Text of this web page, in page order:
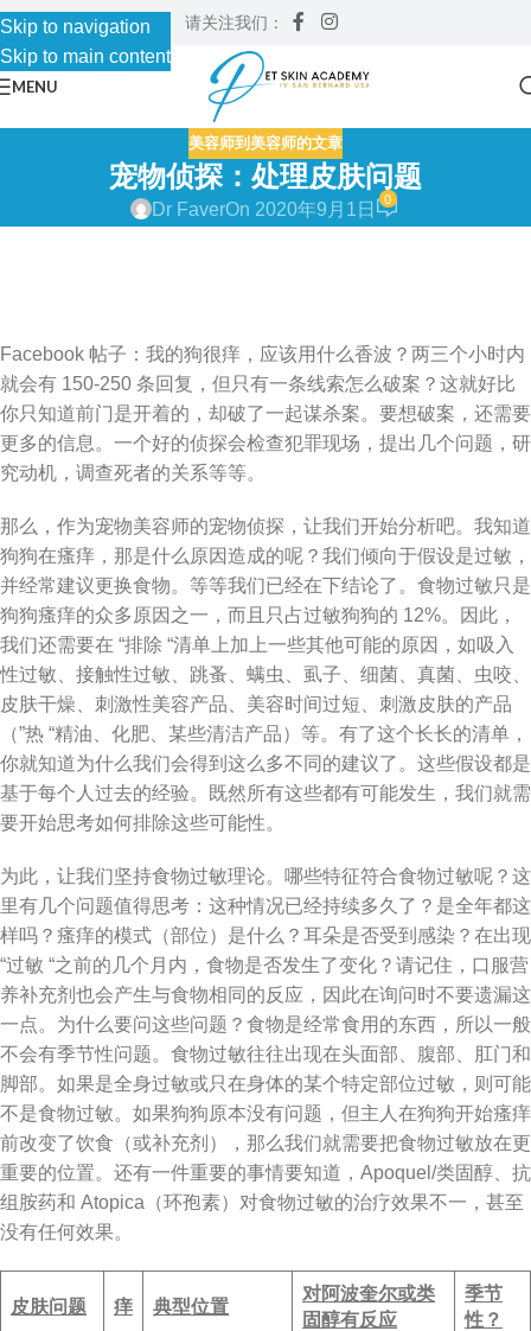
Skip to navigation
Skip to main content
请关注我们：
MENU
美容师到美容师的文章
宠物侦探：处理皮肤问题
Dr FaverOn 2020年9月1日
0
Facebook 帖子：我的狗很痒，应该用什么香波？两三个小时内
就会有 150-250 条回复，但只有一条线索怎么破案？这就好比
你只知道前门是开着的，却破了一起谋杀案。要想破案，还需要
更多的信息。一个好的侦探会检查犯罪现场，提出几个问题，研
究动机，调查死者的关系等等。
那么，作为宠物美容师的宠物侦探，让我们开始分析吧。我知道
狗狗在瘙痒，那是什么原因造成的呢？我们倾向于假设是过敏，
并经常建议更换食物。等等我们已经在下结论了。食物过敏只是
狗狗瘙痒的众多原因之一，而且只占过敏狗狗的 12%。因此，
我们还需要在 “排除 “清单上加上一些其他可能的原因，如吸入
性过敏、接触性过敏、跳蚤、螨虫、虱子、细菌、真菌、虫咬、
皮肤干燥、刺激性美容产品、美容时间过短、刺激皮肤的产品
（”热 “精油、化肥、某些清洁产品）等。有了这个长长的清单，
你就知道为什么我们会得到这么多不同的建议了。这些假设都是
基于每个人过去的经验。既然所有这些都有可能发生，我们就需
要开始思考如何排除这些可能性。
为此，让我们坚持食物过敏理论。哪些特征符合食物过敏呢？这
里有几个问题值得思考：这种情况已经持续多久了？是全年都这
样吗？瘙痒的模式（部位）是什么？耳朵是否受到感染？在出现
“过敏 “之前的几个月内，食物是否发生了变化？请记住，口服营
养补充剂也会产生与食物相同的反应，因此在询问时不要遗漏这
一点。为什么要问这些问题？食物是经常食用的东西，所以一般
不会有季节性问题。食物过敏往往出现在头面部、腹部、肛门和
脚部。如果是全身过敏或只在身体的某个特定部位过敏，则可能
不是食物过敏。如果狗狗原本没有问题，但主人在狗狗开始瘙痒
前改变了饮食（或补充剂），那么我们就需要把食物过敏放在更
重要的位置。还有一件重要的事情要知道，Apoquel/类固醇、抗
组胺药和 Atopica（环孢素）对食物过敏的治疗效果不一，甚至
没有任何效果。
皮肤问题 痒 典型位置
对阿波奎尔或类
固醇有反应
季节
性？